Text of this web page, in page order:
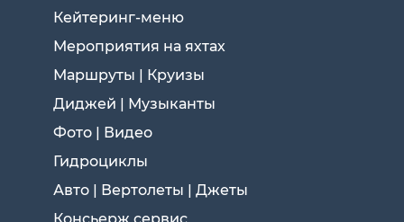
Кейтеринг-меню
Мероприятия на яхтах
Маршруты | Круизы
Диджей | Музыканты
Фото | Видео
Гидроциклы
Авто | Вертолеты | Джеты
Консьерж сервис